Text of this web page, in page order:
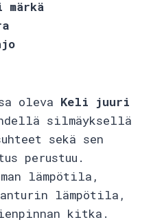
oleva Keli juuri
silmäyksellä
sekä sen
perustuu.
lämpötila,
anturin lämpötila,
kitka.